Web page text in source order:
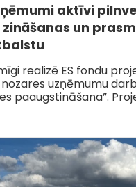
aktīvi
un
realizē ES fondu
uzņēmumu
paaugstināšana”.